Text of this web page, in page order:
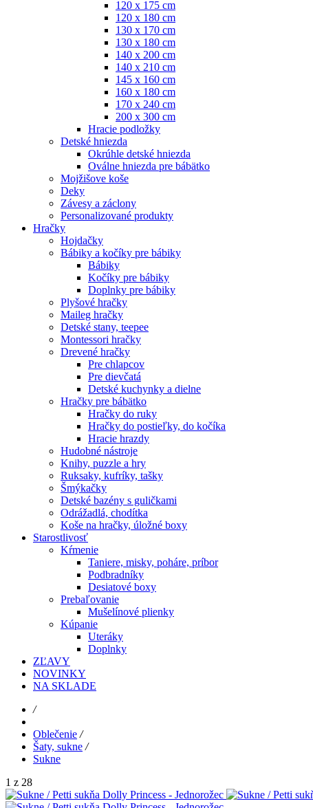
120 x 175 cm
120 x 180 cm
130 x 170 cm
130 x 180 cm
140 x 200 cm
140 x 210 cm
145 x 160 cm
160 x 180 cm
170 x 240 cm
200 x 300 cm
Hracie podložky
Detské hniezda
Okrúhle detské hniezda
Oválne hniezda pre bábätko
Mojžišove koše
Deky
Závesy a záclony
Personalizované produkty
Hračky
Hojdačky
Bábiky a kočíky pre bábiky
Bábiky
Kočíky pre bábiky
Doplnky pre bábiky
Plyšové hračky
Maileg hračky
Detské stany, teepee
Montessori hračky
Drevené hračky
Pre chlapcov
Pre dievčatá
Detské kuchynky a dielne
Hračky pre bábätko
Hračky do ruky
Hračky do postieľky, do kočíka
Hracie hrazdy
Hudobné nástroje
Knihy, puzzle a hry
Ruksaky, kufríky, tašky
Šmýkačky
Detské bazény s guličkami
Odrážadlá, chodítka
Koše na hračky, úložné boxy
Starostlivosť
Kŕmenie
Taniere, misky, poháre, príbor
Podbradníky
Desiatové boxy
Prebaľovanie
Mušelínové plienky
Kúpanie
Uteráky
Doplnky
ZĽAVY
NOVINKY
NA SKLADE
/
Oblečenie /
Šaty, sukne /
Sukne
1 z 28